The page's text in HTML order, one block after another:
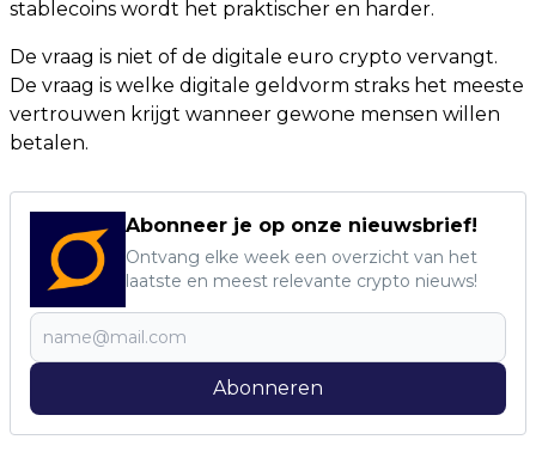
stablecoins wordt het praktischer en harder.
De vraag is niet of de digitale euro crypto vervangt.
De vraag is welke digitale geldvorm straks het meeste
vertrouwen krijgt wanneer gewone mensen willen
betalen.
Abonneer je op onze nieuwsbrief!
Ontvang elke week een overzicht van het
laatste en meest relevante crypto nieuws!
Abonneren